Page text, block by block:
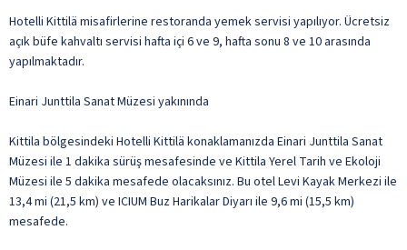
Hotelli Kittilä misafirlerine restoranda yemek servisi yapılıyor. Ücretsiz
açık büfe kahvaltı servisi hafta içi 6 ve 9, hafta sonu 8 ve 10 arasında
yapılmaktadır.
Einari Junttila Sanat Müzesi yakınında
Kittila bölgesindeki Hotelli Kittilä konaklamanızda Einari Junttila Sanat
Müzesi ile 1 dakika sürüş mesafesinde ve Kittila Yerel Tarih ve Ekoloji
Müzesi ile 5 dakika mesafede olacaksınız. Bu otel Levi Kayak Merkezi ile
13,4 mi (21,5 km) ve ICIUM Buz Harikalar Diyarı ile 9,6 mi (15,5 km)
mesafede.